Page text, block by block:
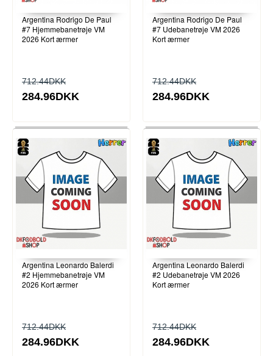
Argentina Rodrigo De Paul
#7 Hjemmebanetrøje VM
2026 Kort ærmer
712.44DKK
284.96DKK
Argentina Rodrigo De Paul
#7 Udebanetrøje VM 2026
Kort ærmer
712.44DKK
284.96DKK
Argentina Leonardo Balerdi
#2 Hjemmebanetrøje VM
2026 Kort ærmer
712.44DKK
284.96DKK
Argentina Leonardo Balerdi
#2 Udebanetrøje VM 2026
Kort ærmer
712.44DKK
284.96DKK